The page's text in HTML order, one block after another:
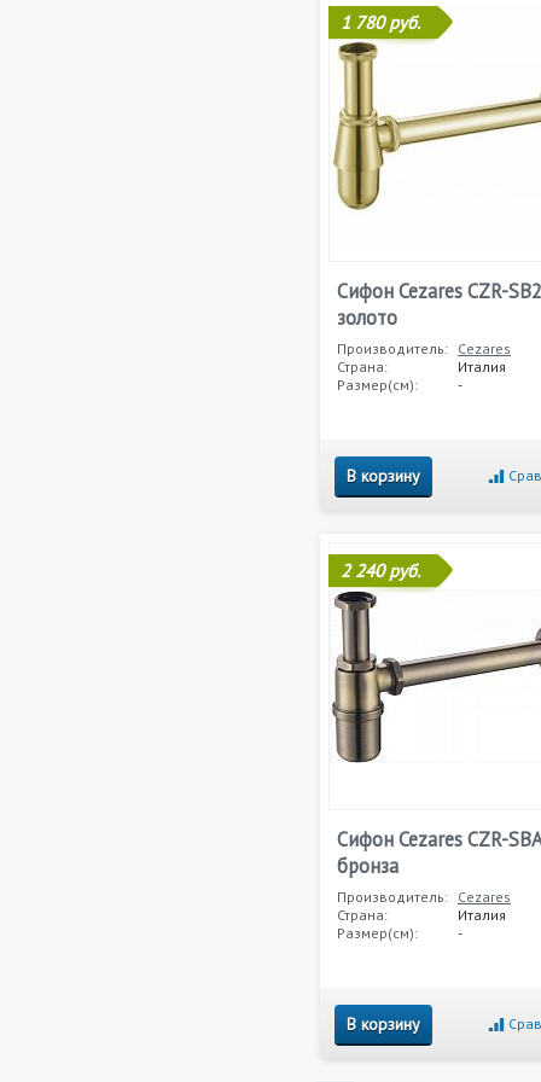
1 780 руб.
Сифон Cezares CZR-
золото
Производитель: Cezares
Страна:
Италия
Размер(см):
-
В корзину
2 240 руб.
Сифон Cezares CZR-
бронза
Производитель: Cezares
Страна:
Италия
Размер(см):
-
В корзину